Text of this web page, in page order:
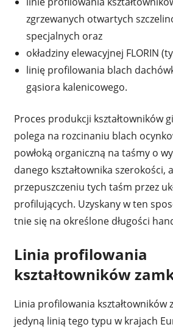
zgrzewanych otwartych
specjalnych oraz
okładziny elewacyjnej FLORIN
linię profilowania blach
gąsiora kalenicowego.
Proces produkcji kształtowników
polega na rozcinaniu blach
powłoką organiczną na taśmy o
danego kształtownika szerokości,
przepuszczeniu tych taśm przez
profilujących. Uzyskany w ten
tnie się na określone długości
Linia profilowania
kształtowników
Linia profilowania kształtowników
jedyną linią tego typu w krajach